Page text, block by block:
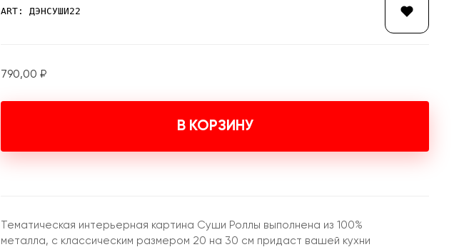
ART: ДЭНСУШИ22
790,00 ₽
В КОРЗИНУ
Тематическая интерьерная картина Суши Роллы выполнена из 100%
металла, с классическим размером 20 на 30 см придаст вашей кухни